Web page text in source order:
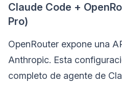
Claude Code +
Pro)
OpenRouter expone una
Anthropic. Esta
completo de agente de